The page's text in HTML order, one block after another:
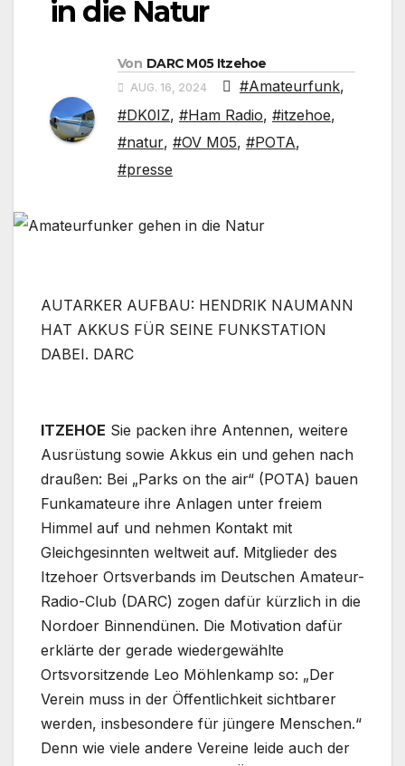
in die Natur
Von DARC M05 Itzehoe
AUG. 16, 2024 #Amateurfunk,
#DK0IZ, #Ham Radio, #itzehoe,
#natur, #OV M05, #POTA,
#presse
AUTARKER AUFBAU: HENDRIK NAUMANN
HAT AKKUS FÜR SEINE FUNKSTATION
DABEI. DARC
ITZEHOE Sie packen ihre Antennen, weitere
Ausrüstung sowie Akkus ein und gehen nach
draußen: Bei „Parks on the air“ (POTA) bauen
Funkamateure ihre Anlagen unter freiem
Himmel auf und nehmen Kontakt mit
Gleichgesinnten weltweit auf. Mitglieder des
Itzehoer Ortsverbands im Deutschen Amateur-
Radio-Club (DARC) zogen dafür kürzlich in die
Nordoer Binnendünen. Die Motivation dafür
erklärte der gerade wiedergewählte
Ortsvorsitzende Leo Möhlenkamp so: „Der
Verein muss in der Öffentlichkeit sichtbarer
werden, insbesondere für jüngere Menschen.“
Denn wie viele andere Vereine leide auch der